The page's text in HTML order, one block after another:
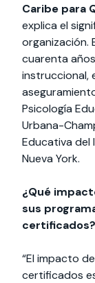
Caribe para
explica el
organización.
cuarenta
instruccional,
Psicología
Urbana-
Educativa del
Nueva York.
¿Qué
sus
certificados?
“El impacto
certificados